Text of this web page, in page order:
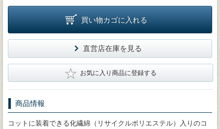
買い物カゴに入れる
直営店在庫を見る
★ お気に入り商品に登録する
商品情報
コットに装着できる化繊綿（リサイクルポリエステル）入りのコ